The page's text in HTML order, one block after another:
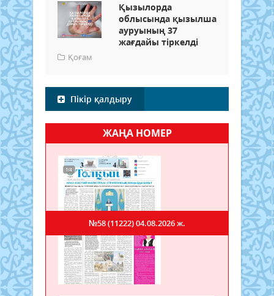
Қызылорда
облысында қызылша
ауруының 37
жағдайы тіркелді
Қоғам
Пікір қалдыру
ЖАҢА НОМЕР
№58 (11222)04.08.2026 ж.